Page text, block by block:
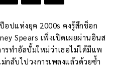
อปแห่งยุค 2000s คงรู้สึกช็อก
Spears เพิ่งเปิดเผยผ่านอินส
รทำอัลบั้มใหม่ว่าเธอไม่ได้มีแพ
กลับไปวงการเพลงแล้วด้วยซ้ำ